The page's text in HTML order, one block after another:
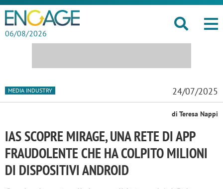
06/08/2026
MEDIA INDUSTRY 24/07/2025
di Teresa Nappi
IAS SCOPRE MIRAGE, UNA RETE DI APP
FRAUDOLENTE CHE HA COLPITO MILIONI
DI DISPOSITIVI ANDROID